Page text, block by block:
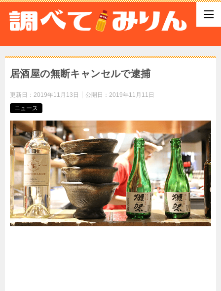
居酒屋の無断キャンセルで逮捕
更新日： 2019年11月13日 公開日： 2019年11月11日
ニュース